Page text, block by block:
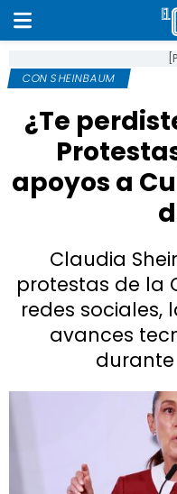
CON SHEINBAUM
¿Te
apoyos a
Claudia
protestas de la
redes sociales,
avances